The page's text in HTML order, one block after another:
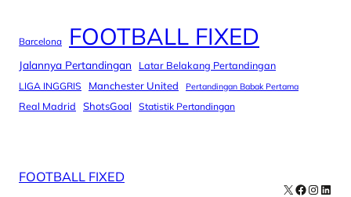
Barcelona FOOTBALL FIXED
Jalannya Pertandingan Latar Belakang Pertandingan
LIGA INGGRIS Manchester United Pertandingan Babak Pertama
Real Madrid ShotsGoal Statistik Pertandingan
FOOTBALL FIXED
X Facebook